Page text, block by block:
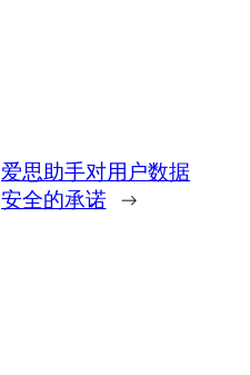
爱思助手对用户数据
安全的承诺 →